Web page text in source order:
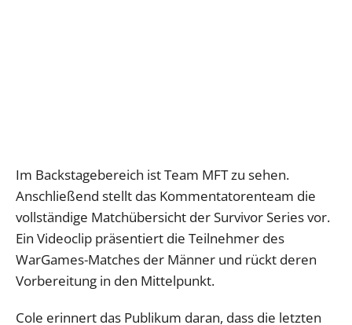
Im Backstagebereich ist Team MFT zu sehen.
Anschließend stellt das Kommentatorenteam die
vollständige Matchübersicht der Survivor Series vor.
Ein Videoclip präsentiert die Teilnehmer des
WarGames-Matches der Männer und rückt deren
Vorbereitung in den Mittelpunkt.
Cole erinnert das Publikum daran, dass die letzten